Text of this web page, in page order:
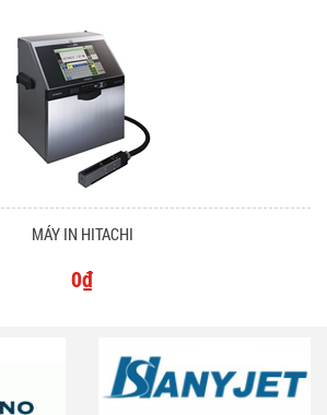
MÁY IN HITACHI
0₫